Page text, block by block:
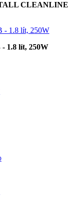
CLEANLINE
1.8 lít, 250W